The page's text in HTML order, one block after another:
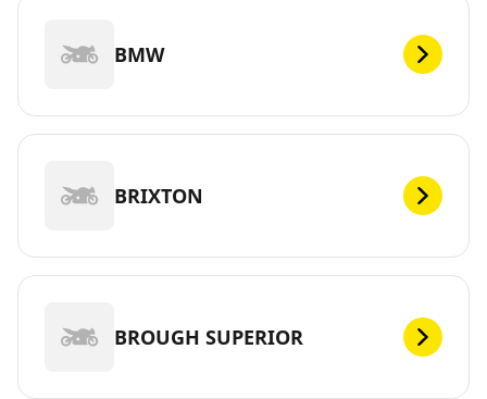
BMW
BRIXTON
BROUGH SUPERIOR